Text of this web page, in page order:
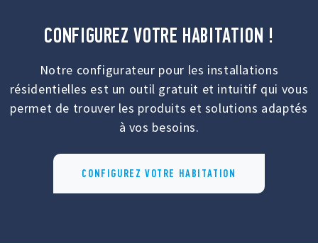
CONFIGUREZ VOTRE HABITATION !
Notre configurateur pour les installations
résidentielles est un outil gratuit et intuitif qui vous
permet de trouver les produits et solutions adaptés
à vos besoins.
CONFIGUREZ VOTRE HABITATION